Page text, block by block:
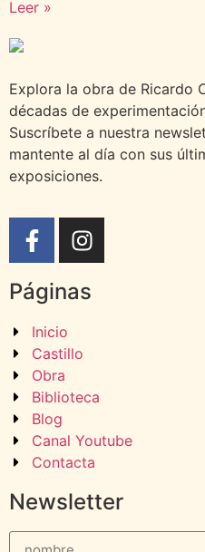
Compartir
Leer »
Explora la obra de Ricardo
décadas de
Suscríbete a nuestra
mantente al día con sus
exposiciones.
Páginas
Inicio
Castillo
Obra
Biblioteca
Blog
Canal Youtube
Contacta
Newsletter